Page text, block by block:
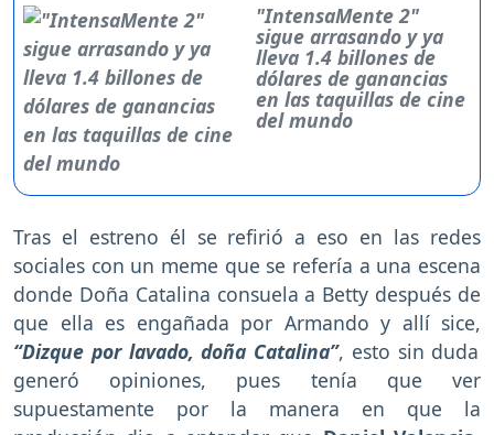
"IntensaMente 2"
sigue arrasando y ya
lleva 1.4 billones de
dólares de ganancias
en las taquillas de cine
del mundo
Tras el estreno él se refirió a eso en las redes
sociales con un meme que se refería a una escena
donde Doña Catalina consuela a Betty después de
que ella es engañada por Armando y allí sice,
“Dizque por lavado, doña Catalina”, esto sin duda
generó opiniones, pues tenía que ver
supuestamente por la manera en que la